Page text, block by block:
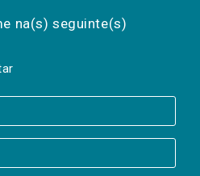
na(s) seguinte(s)